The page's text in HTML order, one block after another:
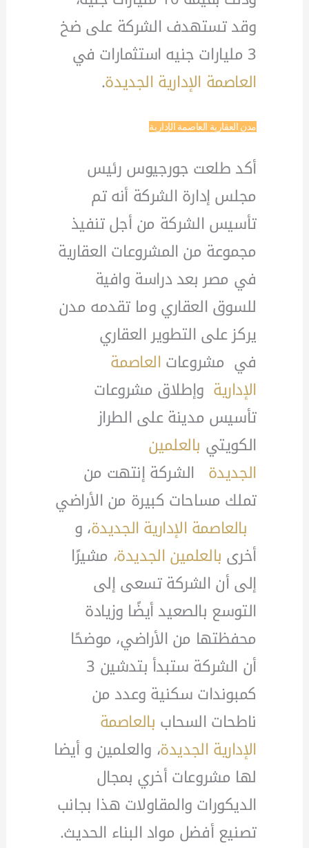
وقد تستهدف الشركة على ضخ
3 مليارات جنيه استثمارات في
العاصمة الإدارية الجديدة.
مدن العقارية العاصمة الإدارية
أكد طلعت جورجيوس رئيس
مجلس إدارة الشركة أنه تم
تأسيس الشركة من أجل تنفيذ
مجموعة من المشروعات العقارية
في مصر بعد دراسة وافية
للسوق العقاري وما تقدمه مدن
يركز على التطوير العقاري
في مشروعاتالعاصمة
الإدارية وإطلاق مشروعات
تأسيس مدينة على الطراز
الكويتي بالعلمين
الجديدة الشركة إنتهت من
تملك مساحات كبيرة من الأراضي
بالعاصمة الإدارية الجديدة، و
أخرى بالعلمين الجديدة، مشيرًا
إلى أن الشركة تسعى إلى
التوسع بالصعيد أيضًا وزيادة
محفظتها من الأراضي، موضحًا
أن الشركة ستبدأ بتدشين 3
كمبوندات سكنية وعدد من
ناطحات السحاب بالعاصمة
الإدارية الجديدة، والعلمين و أيضا
لها مشروعات أخري بمجال
الديكورات والمقاولات هذا بجانب
تصنيع أفضل مواد البناء الحديث.